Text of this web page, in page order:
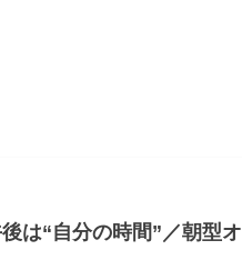
は“自分の時間”／朝型